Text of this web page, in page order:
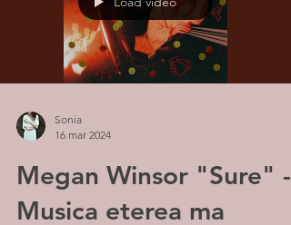
Sonia
16 mar 2024
Megan Winsor "Sure" -
Musica eterea ma